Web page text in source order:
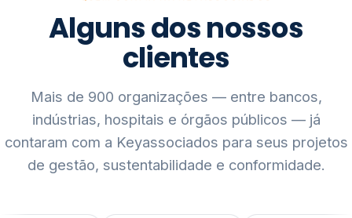
Alguns dos nossos
clientes
Mais de 900 organizações — entre bancos,
indústrias, hospitais e órgãos públicos — já
contaram com a Keyassociados para seus projetos
de gestão, sustentabilidade e conformidade.